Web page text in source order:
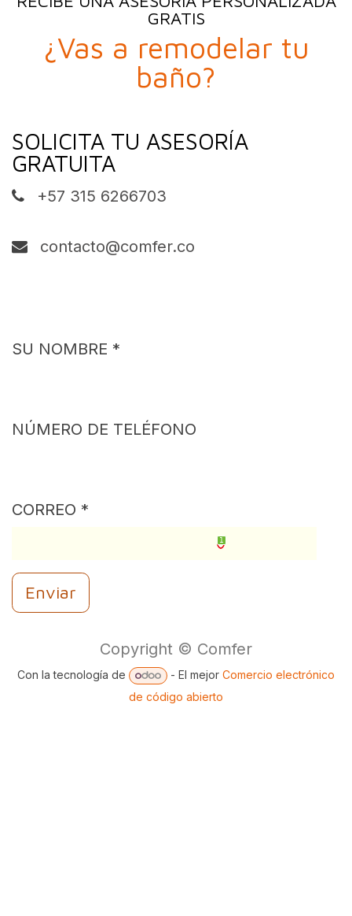
GRATIS
¿Vas a remodelar tu
baño?
SOLICITA TU ASESORÍA
GRATUITA
+57 315 6266703
contacto@comfer.co
SU NOMBRE
NÚMERO DE TELÉFONO
CORREO
1
Enviar
Copyright © Comfer
Con la tecnología de - El mejor Comercio electrónico
de código abierto